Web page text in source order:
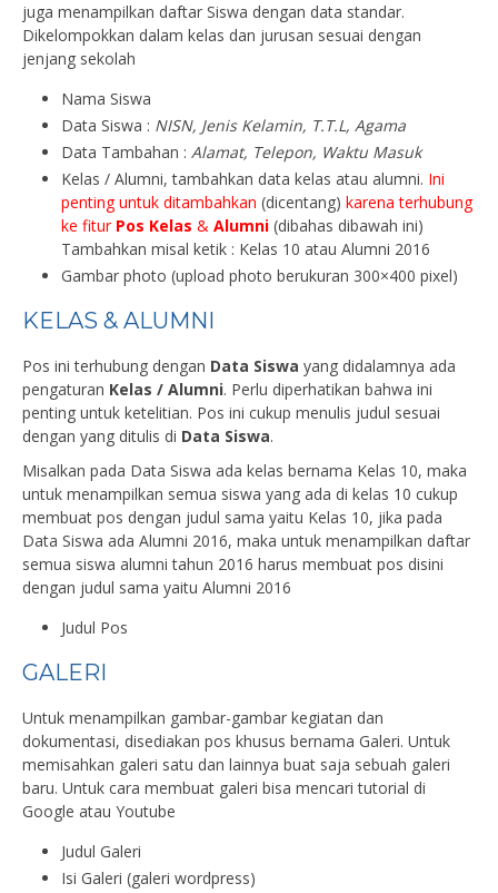
juga menampilkan daftar Siswa dengan data standar.
Dikelompokkan dalam kelas dan jurusan sesuai dengan
jenjang sekolah
Nama Siswa
Data Siswa : NISN, Jenis Kelamin, T.T.L, Agama
Data Tambahan : Alamat, Telepon, Waktu Masuk
Kelas / Alumni, tambahkan data kelas atau alumni. Ini
penting untuk ditambahkan (dicentang) karena terhubung
ke fitur Pos Kelas & Alumni (dibahas dibawah ini)
Tambahkan misal ketik : Kelas 10 atau Alumni 2016
Gambar photo (upload photo berukuran 300×400 pixel)
KELAS & ALUMNI
Pos ini terhubung dengan Data Siswa yang didalamnya ada
pengaturan Kelas / Alumni. Perlu diperhatikan bahwa ini
penting untuk ketelitian. Pos ini cukup menulis judul sesuai
dengan yang ditulis di Data Siswa.
Misalkan pada Data Siswa ada kelas bernama Kelas 10, maka
untuk menampilkan semua siswa yang ada di kelas 10 cukup
membuat pos dengan judul sama yaitu Kelas 10, jika pada
Data Siswa ada Alumni 2016, maka untuk menampilkan daftar
semua siswa alumni tahun 2016 harus membuat pos disini
dengan judul sama yaitu Alumni 2016
Judul Pos
GALERI
Untuk menampilkan gambar-gambar kegiatan dan
dokumentasi, disediakan pos khusus bernama Galeri. Untuk
memisahkan galeri satu dan lainnya buat saja sebuah galeri
baru. Untuk cara membuat galeri bisa mencari tutorial di
Google atau Youtube
Judul Galeri
Isi Galeri (galeri wordpress)